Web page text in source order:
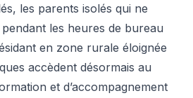
les parents isolés qui ne
les heures de bureau
en zone rurale éloignée
accèdent désormais au
et d’accompagnement